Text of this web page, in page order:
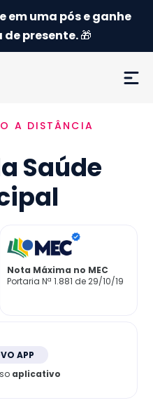
em uma pós e ganhe
de presente.🎁
A DISTÂNCIA
Saúde
Nota Máxima no MEC
Portaria Nª 1.881 de 29/10/19
APP
aplicativo